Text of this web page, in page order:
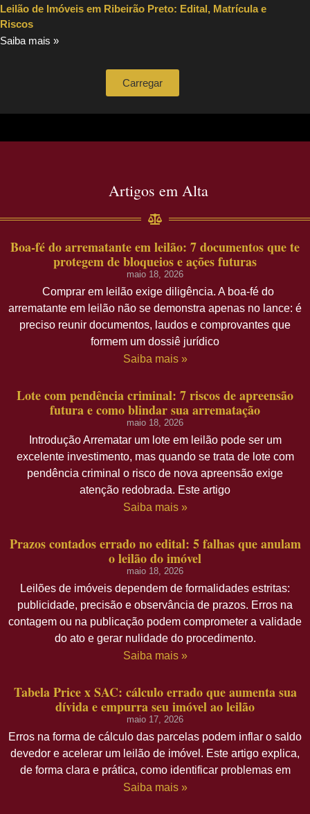
Leilão de Imóveis em Ribeirão Preto: Edital, Matrícula e
Riscos
Saiba mais »
Carregar
Artigos em Alta
Boa-fé do arrematante em leilão: 7 documentos que te
protegem de bloqueios e ações futuras
maio 18, 2026
Comprar em leilão exige diligência. A boa-fé do
arrematante em leilão não se demonstra apenas no lance: é
preciso reunir documentos, laudos e comprovantes que
formem um dossiê jurídico
Saiba mais »
Lote com pendência criminal: 7 riscos de apreensão
futura e como blindar sua arrematação
maio 18, 2026
Introdução Arrematar um lote em leilão pode ser um
excelente investimento, mas quando se trata de lote com
pendência criminal o risco de nova apreensão exige
atenção redobrada. Este artigo
Saiba mais »
Prazos contados errado no edital: 5 falhas que anulam
o leilão do imóvel
maio 18, 2026
Leilões de imóveis dependem de formalidades estritas:
publicidade, precisão e observância de prazos. Erros na
contagem ou na publicação podem comprometer a validade
do ato e gerar nulidade do procedimento.
Saiba mais »
Tabela Price x SAC: cálculo errado que aumenta sua
dívida e empurra seu imóvel ao leilão
maio 17, 2026
Erros na forma de cálculo das parcelas podem inflar o saldo
devedor e acelerar um leilão de imóvel. Este artigo explica,
de forma clara e prática, como identificar problemas em
Saiba mais »